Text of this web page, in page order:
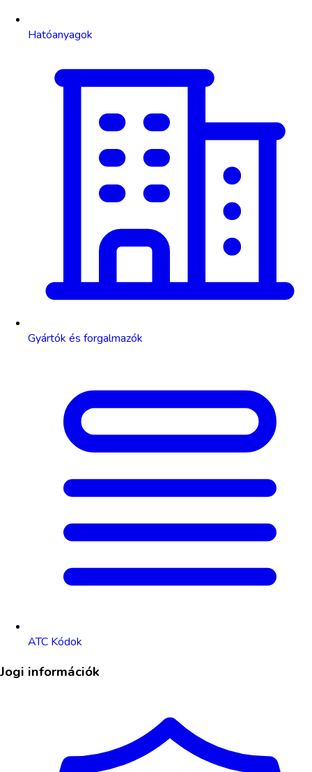
Hatóanyagok
Gyártók és forgalmazók
ATC Kódok
Jogi információk